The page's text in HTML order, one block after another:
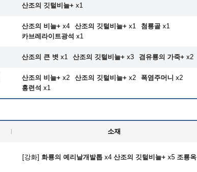
산조의 깃털비늘+ x1
산조의 비늘+ x4 산조의 깃털비늘+ x1 첨룡골 x1
카브레라이트광석 x1
산조의 큰 볏 x1 산조의 깃털비늘+ x3 겸유룡의 가죽+ x2
산조의 비늘+ x2 산조의 깃털비늘+ x2 폭염주머니 x2
홍련석 x1
소재
[강화] 화룡의 예리날개발톱 x4 산조의 깃털비늘+ x5 조룡옥